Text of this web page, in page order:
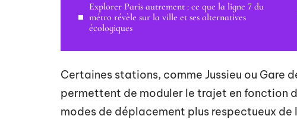
Explorer Paris autrement : ce que la ligne 7 du
métro révèle sur la ville et ses alternatives
écologiques
Certaines stations, comme Jussieu ou Gare
permettent de moduler le trajet en fonction
modes de déplacement plus respectueux de